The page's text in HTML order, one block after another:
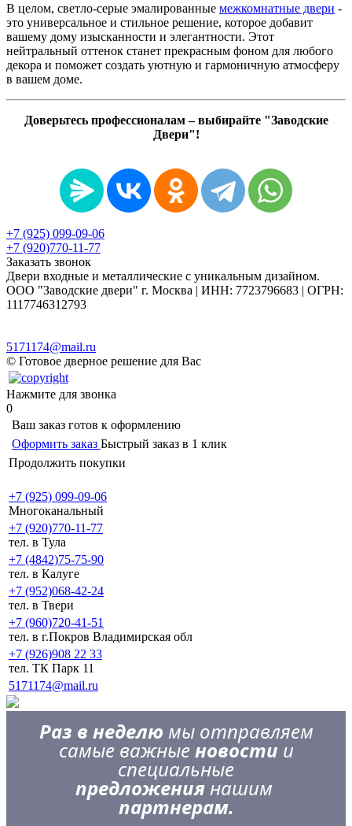
В целом, светло-серые эмалированные межкомнатные двери -
это универсальное и стильное решение, которое добавит
вашему дому изысканности и элегантности. Этот
нейтральный оттенок станет прекрасным фоном для любого
декора и поможет создать уютную и гармоничную атмосферу
в вашем доме.
Доверьтесь профессионалам – выбирайте "Заводские
Двери"!
+7 (925) 099-09-06
+7 (920)770-11-77
Заказать звонок
Двери входные и металлические с уникальным дизайном.
ООО "Заводские двери" г. Москва | ИНН: 7723796683 | ОГРН:
1117746312793
5171174@mail.ru
© Готовое дверное решение для Вас
Нажмите для звонка
0
Ваш заказ готов к оформлению
Оформить заказ Быстрый заказ в 1 клик
Продолжить покупки
+7 (925) 099-09-06
Многоканальный
+7 (920)770-11-77
тел. в Тула
+7 (4842)75-75-90
тел. в Калуге
+7 (952)068-42-24
тел. в Твери
+7 (960)720-41-51
тел. в г.Покров Владимирская обл
+7 (926)908 22 33
тел. ТК Парк 11
5171174@mail.ru
Раз в неделю мы отправляем
самые важныеновости и
специальные
предложения нашим
партнерам.